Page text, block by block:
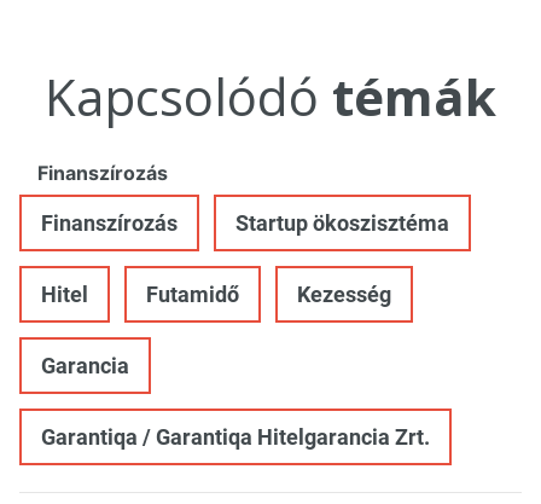
Kapcsolódó témák
Finanszírozás
Finanszírozás Startup ökoszisztéma
Hitel Futamidő Kezesség
Garancia
Garantiqa / Garantiqa Hitelgarancia Zrt.